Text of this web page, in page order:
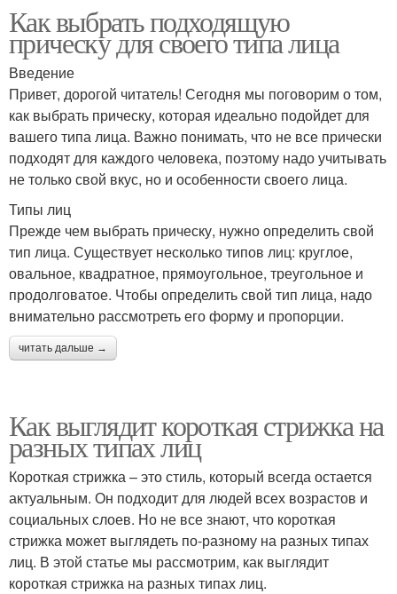
Как выбрать подходящую
прическу для своего типа лица
Введение
Привет, дорогой читатель! Сегодня мы поговорим о том,
как выбрать прическу, которая идеально подойдет для
вашего типа лица. Важно понимать, что не все прически
подходят для каждого человека, поэтому надо учитывать
не только свой вкус, но и особенности своего лица.
Типы лиц
Прежде чем выбрать прическу, нужно определить свой
тип лица. Существует несколько типов лиц: круглое,
овальное, квадратное, прямоугольное, треугольное и
продолговатое. Чтобы определить свой тип лица, надо
внимательно рассмотреть его форму и пропорции.
читать дальше →
Как выглядит короткая стрижка на
разных типах лиц
Короткая стрижка – это стиль, который всегда остается
актуальным. Он подходит для людей всех возрастов и
социальных слоев. Но не все знают, что короткая
стрижка может выглядеть по-разному на разных типах
лиц. В этой статье мы рассмотрим, как выглядит
короткая стрижка на разных типах лиц.